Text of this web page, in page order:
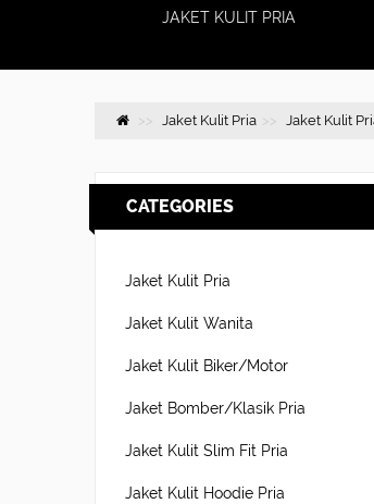
JAKET KULIT PRIA
Jaket Kulit Pria Jaket Kulit
CATEGORIES
Jaket Kulit Pria
Jaket Kulit Wanita
Jaket Kulit Biker/Motor
Jaket Bomber/Klasik Pria
Jaket Kulit Slim Fit Pria
Jaket Kulit Hoodie Pria